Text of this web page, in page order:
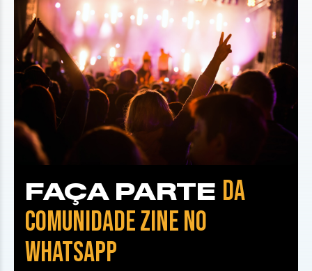
FAÇA PARTE DA
COMUNIDADE ZINE NO
WHATSAPP